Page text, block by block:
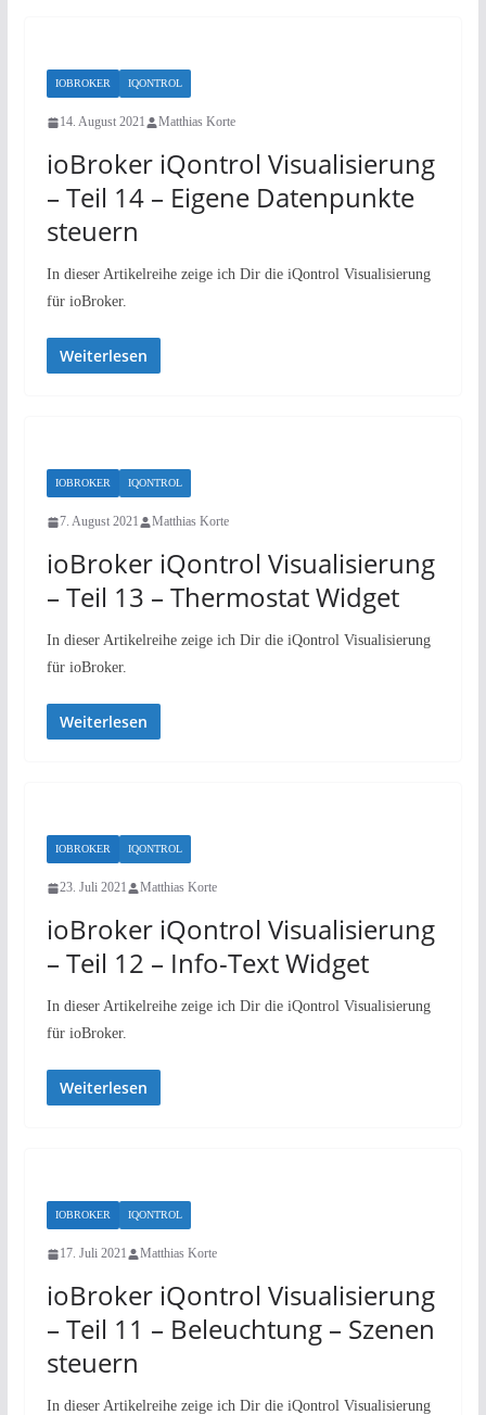
IOBROKER IQONTROL
14. August 2021 Matthias Korte
ioBroker iQontrol Visualisierung
– Teil 14 – Eigene Datenpunkte
steuern
In dieser Artikelreihe zeige ich Dir die iQontrol Visualisierung
für ioBroker.
Weiterlesen
IOBROKER IQONTROL
7. August 2021 Matthias Korte
ioBroker iQontrol Visualisierung
– Teil 13 – Thermostat Widget
In dieser Artikelreihe zeige ich Dir die iQontrol Visualisierung
für ioBroker.
Weiterlesen
IOBROKER IQONTROL
23. Juli 2021 Matthias Korte
ioBroker iQontrol Visualisierung
– Teil 12 – Info-Text Widget
In dieser Artikelreihe zeige ich Dir die iQontrol Visualisierung
für ioBroker.
Weiterlesen
IOBROKER IQONTROL
17. Juli 2021 Matthias Korte
ioBroker iQontrol Visualisierung
– Teil 11 – Beleuchtung – Szenen
steuern
In dieser Artikelreihe zeige ich Dir die iQontrol Visualisierung